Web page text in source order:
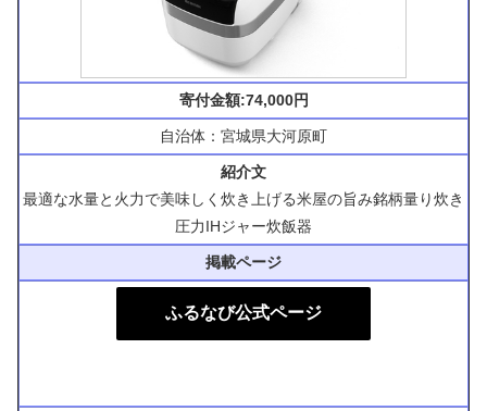
寄付金額:74,000円
自治体：宮城県大河原町
紹介文
最適な水量と火力で美味しく炊き上げる米屋の旨み銘柄量り炊き
圧力IHジャー炊飯器
掲載ページ
ふるなび公式ページ